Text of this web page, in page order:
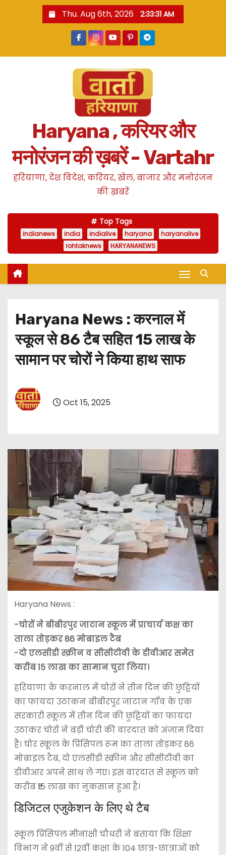
Thu. Aug 6th, 2026 2:33:32 AM
Haryana , करियर और
मनोरंजन की ख़बरें - Vartahr
हरियाणा, देश विदेश, करियर, खेल, बाजार और मनोरंजन
की ख़बरें
Top Tags
indianews india indialive haryana
haryanalive
rohtaknews
HARYANANEWS
Haryana News : करनाल में
स्कूल से 86 टैब सहित 15 लाख के
सामान पर चोरों ने किया हाथ साफ
Oct 15, 2025
Haryana News :
-चोरों ने बीबीरपुर जाटान स्कूल में प्राचार्य कक्ष का
ताला तोड़कर 86 मोबाइल टैब
-दो एलसीडी स्क्रीन व सीसीटीवी के डीवीआर समेत
करीब 15 लाख का सामान चुरा लिया।
हरियाणा के करनाल में चोरों ने तीन दिन की छुट्टियों
का फायदा उठाकन बीबीरपुर जाटान गाँव के एक
सरकारी स्कूल में तीन दिन की छुट्टियों का फायदा
उठाकर चोरों ने बड़ी चोरी की वारदात को अंजाम दिया
है। चोर स्कूल के प्रिंसिपल रूम का ताला तोड़कर 86
मोबाइल टैब, दो एलसीडी स्क्रीन और सीसीटीवी का
डीवीआर अपने साथ ले गए। इस वारदात से स्कूल को
करीब ₹15 लाख का नुकसान हुआ है।
डिजिटल एजुकेशन के लिए थे टैब
स्कूल प्रिंसिपल मीनाक्षी चौधरी ने बताया कि शिक्षा
विभाग ने 9वीं से 12वीं कक्षा के 104 छात्र-छात्राओं को